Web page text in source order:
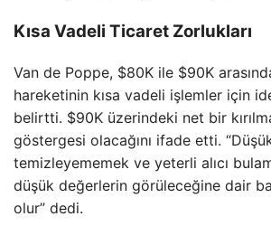
Kısa Vadeli Ticaret Zorlukları
Van de Poppe, $80K ile $90K
hareketinin kısa vadeli işlemler için
belirtti. $90K üzerindeki net bir
göstergesi olacağını ifade etti.
temizleyememek ve yeterli alıcı
düşük değerlerin görüleceğine dair
olur” dedi.